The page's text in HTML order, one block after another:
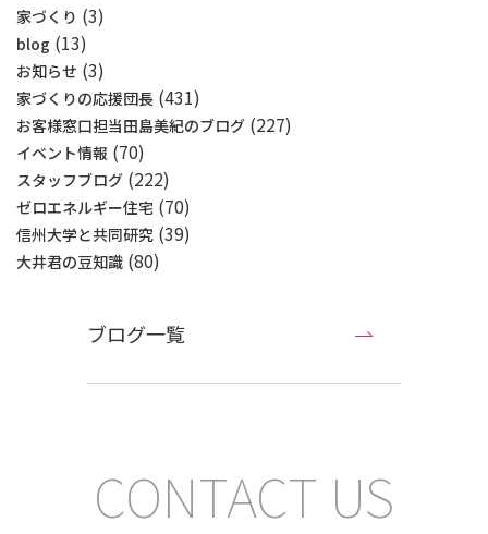
家づくり (3)
blog (13)
お知らせ (3)
家づくりの応援団長 (431)
お客様窓口担当田島美紀のブログ (227)
イベント情報 (70)
スタッフブログ (222)
ゼロエネルギー住宅 (70)
信州大学と共同研究 (39)
大井君の豆知識 (80)
ブログ一覧
CONTACT US